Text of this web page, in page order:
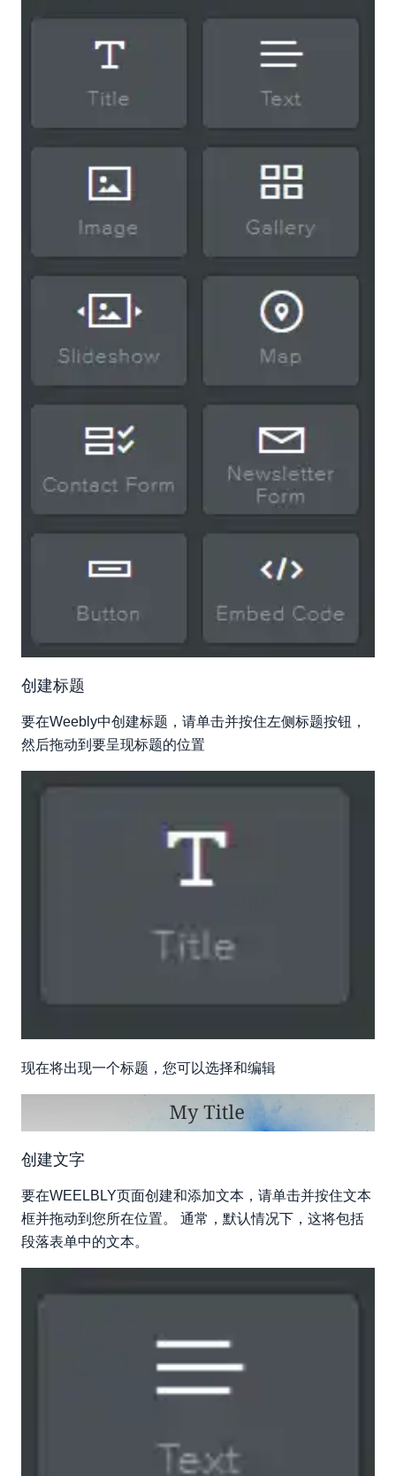
创建标题
要在Weebly中创建标题，请单击并按住左侧标题按钮，
然后拖动到要呈现标题的位置
现在将出现一个标题，您可以选择和编辑
创建文字
要在WEELBLY页面创建和添加文本，请单击并按住文本
框并拖动到您所在位置。 通常，默认情况下，这将包括
段落表单中的文本。